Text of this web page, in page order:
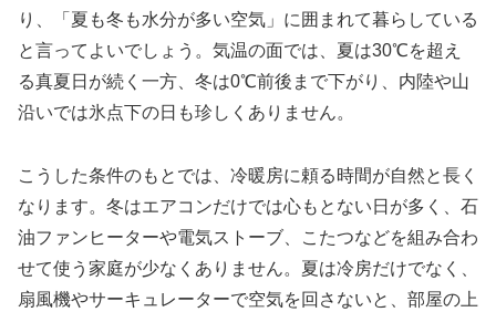
り、「夏も冬も水分が多い空気」に囲まれて暮らしている
と言ってよいでしょう。気温の面では、夏は30℃を超え
る真夏日が続く一方、冬は0℃前後まで下がり、内陸や山
沿いでは氷点下の日も珍しくありません。
こうした条件のもとでは、冷暖房に頼る時間が自然と長く
なります。冬はエアコンだけでは心もとない日が多く、石
油ファンヒーターや電気ストーブ、こたつなどを組み合わ
せて使う家庭が少なくありません。夏は冷房だけでなく、
扇風機やサーキュレーターで空気を回さないと、部屋の上